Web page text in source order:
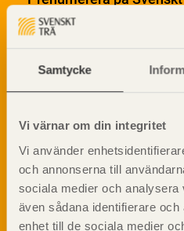
Samtycke
Vi värnar om din integritet
Vi använder
och annonserna till
sociala medier och
även sådana identifierare
enhet till de sociala medier
informationsutskick!